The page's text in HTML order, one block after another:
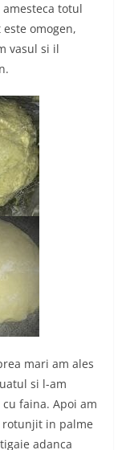
totul
omogen,
vasul si il
mari am ales
si l-am
faina. Apoi am
rotunjit in palme
adanca